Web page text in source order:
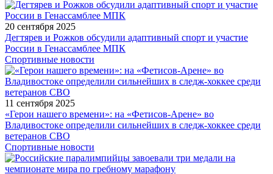
20 сентября 2025
Дегтярев и Рожков обсудили адаптивный спорт и участие
России в Генассамблее МПК
Спортивные новости
11 сентября 2025
«Герои нашего времени»: на «Фетисов-Арене» во
Владивостоке определили сильнейших в следж-хоккее среди
ветеранов СВО
Спортивные новости